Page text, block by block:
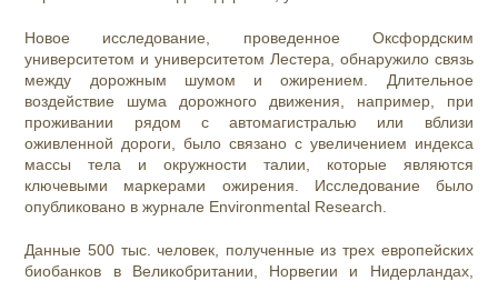
Новое исследование, проведенное Оксфордским
университетом и университетом Лестера, обнаружило связь
между дорожным шумом и ожирением. Длительное
воздействие шума дорожного движения, например, при
проживании рядом с автомагистралью или вблизи
оживленной дороги, было связано с увеличением индекса
массы тела и окружности талии, которые являются
ключевыми маркерами ожирения. Исследование было
опубликовано в журнале Environmental Research.
Данные 500 тыс. человек, полученные из трех европейских
биобанков в Великобритании, Норвегии и Нидерландах,